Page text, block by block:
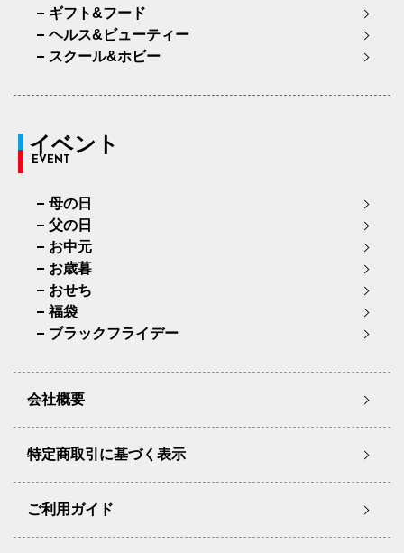
ギフト&フード
ヘルス&ビューティー
スクール&ホビー
イベント
EVENT
母の日
父の日
お中元
お歳暮
おせち
福袋
ブラックフライデー
会社概要
特定商取引に基づく表示
ご利用ガイド